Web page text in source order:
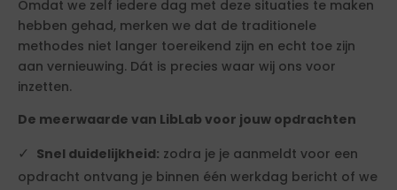
Omdat we zelf iedere dag met deze situaties te maken
hebben gehad, merken we dat de traditionele
methodes niet langer toereikend zijn en echt toe zijn
aan vernieuwing. Dát is precies waar wij ons voor
inzetten.
De meerwaarde van LibLab voor jouw opdrachten
Snel duidelijkheid: zodra je je aanmeldt voor een
opdracht ontvang je binnen één werkdag bericht of we